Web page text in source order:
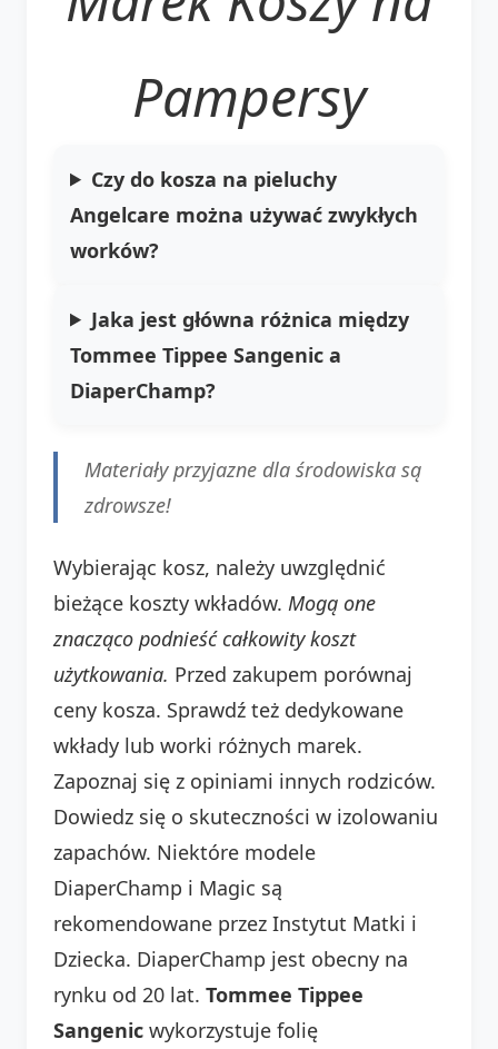
Pampersy
Czy do kosza na pieluchy
Angelcare można używać zwykłych
worków?
Jaka jest główna różnica między
Tommee Tippee Sangenic a
DiaperChamp?
Materiały przyjazne dla środowiska są
zdrowsze!
Wybierając kosz, należy uwzględnić
bieżące koszty wkładów. Mogą one
znacząco podnieść całkowity koszt
użytkowania. Przed zakupem porównaj
ceny kosza. Sprawdź też dedykowane
wkłady lub worki różnych marek.
Zapoznaj się z opiniami innych rodziców.
Dowiedz się o skuteczności w izolowaniu
zapachów. Niektóre modele
DiaperChamp i Magic są
rekomendowane przez Instytut Matki i
Dziecka. DiaperChamp jest obecny na
rynku od 20 lat. Tommee Tippee
Sangenic wykorzystuje folię